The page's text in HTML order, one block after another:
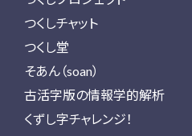
つくしチャット
つくし堂
そあん（soan）
古活字版の情報学的解析
くずし字チャレンジ！